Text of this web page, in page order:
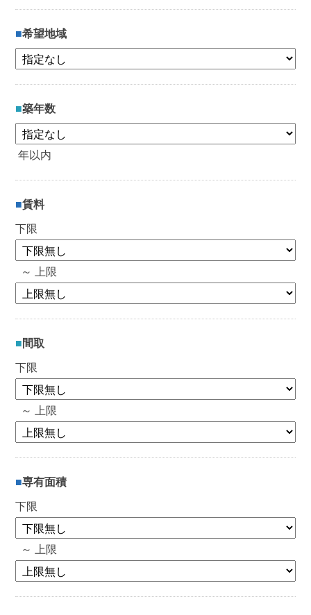
希望地域
築年数
年以内
賃料
下限
～ 上限
間取
下限
～ 上限
専有面積
下限
～ 上限